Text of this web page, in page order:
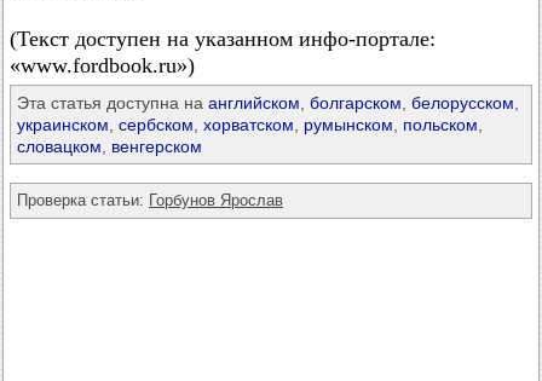
(Текст доступен на указанном инфо-портале:
«www.fordbook.ru»)
Эта статья доступна на английском, болгарском, белорусском,
украинском, сербском, хорватском, румынском, польском,
словацком, венгерском
Проверка статьи: Горбунов Ярослав